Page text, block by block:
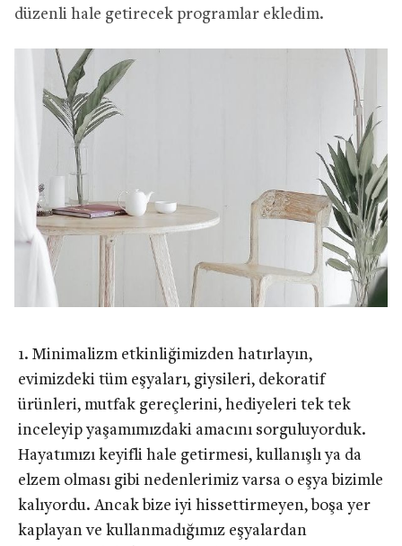
düzenli hale getirecek programlar ekledim.
Minimalizm etkinliğimizden hatırlayın,
evimizdeki tüm eşyaları, giysileri, dekoratif
ürünleri, mutfak gereçlerini, hediyeleri tek tek
inceleyip yaşamımızdaki amacını sorguluyorduk.
Hayatımızı keyifli hale getirmesi, kullanışlı ya da
elzem olması gibi nedenlerimiz varsa o eşya bizimle
kalıyordu. Ancak bize iyi hissettirmeyen, boşa yer
kaplayan ve kullanmadığımız eşyalardan